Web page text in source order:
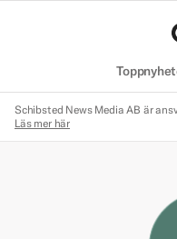
Schibsted News Media AB är
Läs mer här